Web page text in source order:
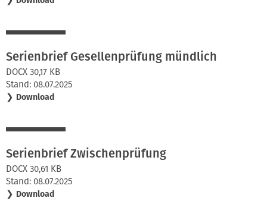
Serienbrief Gesellenprüfung mündlich
DOCX 30,17 KB
Stand: 08.07.2025
❯ Download
Serienbrief Zwischenprüfung
DOCX 30,61 KB
Stand: 08.07.2025
❯ Download